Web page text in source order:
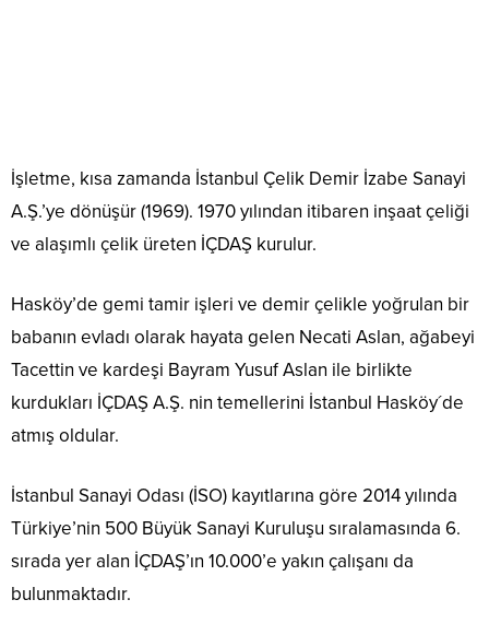
İşletme, kısa zamanda İstanbul Çelik Demir İzabe Sanayi
A.Ş.’ye dönüşür (1969). 1970 yılından itibaren inşaat çeliği
ve alaşımlı çelik üreten İÇDAŞ kurulur.
Hasköy’de gemi tamir işleri ve demir çelikle yoğrulan bir
babanın evladı olarak hayata gelen Necati Aslan, ağabeyi
Tacettin ve kardeşi Bayram Yusuf Aslan ile birlikte
kurdukları İÇDAŞ A.Ş. nin temellerini İstanbul Hasköy´de
atmış oldular.
İstanbul Sanayi Odası (İSO) kayıtlarına göre 2014 yılında
Türkiye’nin 500 Büyük Sanayi Kuruluşu sıralamasında 6.
sırada yer alan İÇDAŞ’ın 10.000’e yakın çalışanı da
bulunmaktadır.